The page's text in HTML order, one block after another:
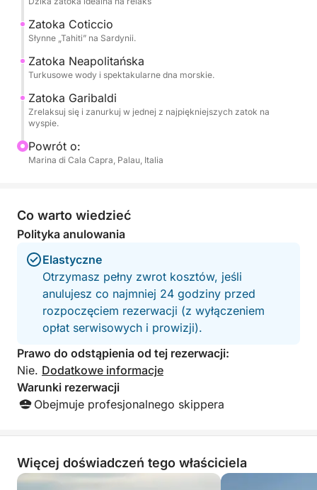
odkryć urok Cala Napoletana i Cala Garibaldi.
To doświadczenie jest idealne dla tych, którzy chcą
spędzić dzień, ciesząc się morzem, nurkowaniem i
relaksem w otoczeniu jednych z najpiękniejszych
Idealna dla par, rodzin lub grup przyjaciół, ta
wycieczka to jeden z najlepszych sposobów na
odkrycie Caprery i jej cudów z wyjątkowej
Zatoka Coticcio
Słynne „Tahiti” na Sardynii.
Zatoka Neapolitańska
Turkusowe wody i spektakularne dna morskie.
Zatoka Garibaldi
Zrelaksuj się i zanurkuj w jednej z najpiękniejszych zatok na
wyspie.
Powrót o:
Marina di Cala Capra, Palau, Italia
Co warto wiedzieć
Polityka anulowania
Elastyczne
Otrzymasz pełny zwrot kosztów, jeśli
anulujesz co najmniej 24 godziny przed
rozpoczęciem rezerwacji (z wyłączeniem
opłat serwisowych i prowizji).
Prawo do odstąpienia od tej rezerwacji:
Nie. Dodatkowe informacje
Warunki rezerwacji
Obejmuje profesjonalnego skippera
Więcej doświadczeń tego właściciela